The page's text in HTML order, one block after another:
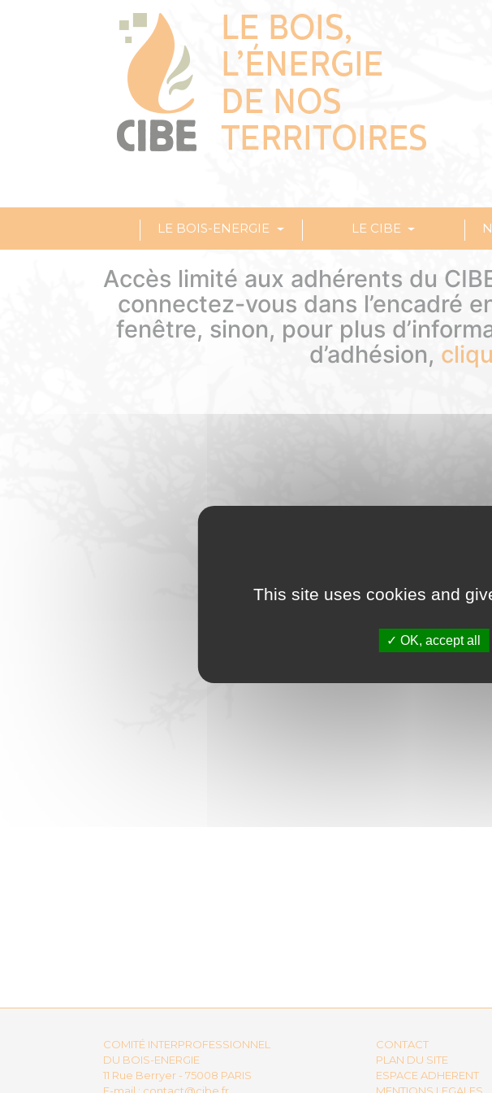
LE BOIS-ENERGIE LE CIBE
Accès limité aux adhérents du
connectez-vous dans l’encadré
fenêtre, sinon, pour plus
d’adhésion,
COMITÉ INTERPROFESSIONNEL
DU BOIS-ENERGIE
11 Rue Berryer - 75008 PARIS
CONTACT
PLAN DU SITE
ESPACE ADHERENT
This site uses cookies and
OK, accept all